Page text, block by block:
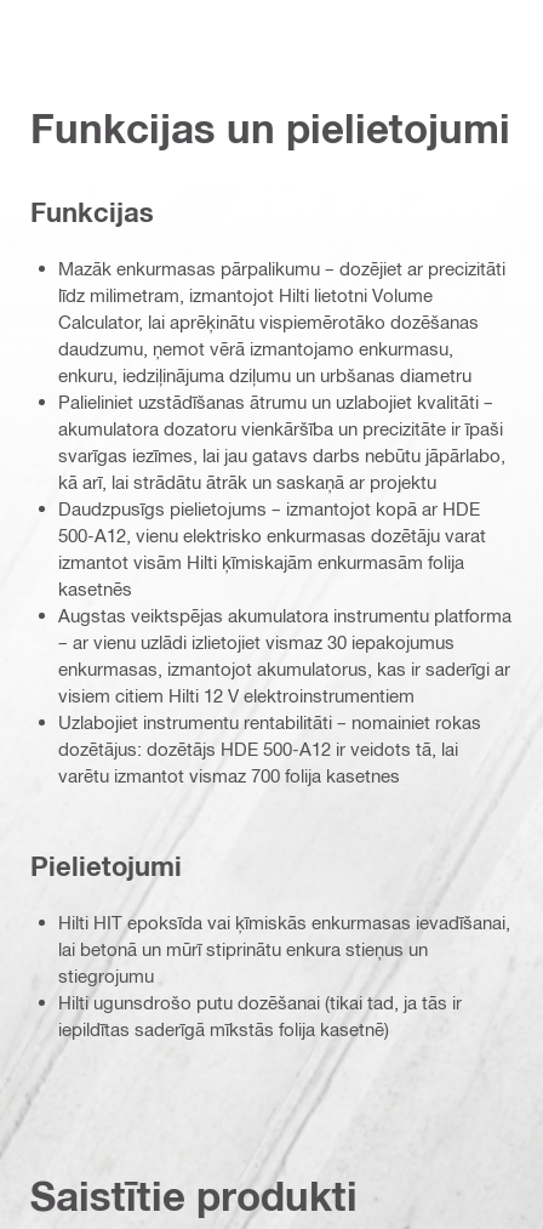
Funkcijas un pielietojumi
Funkcijas
Mazāk enkurmasas pārpalikumu – dozējiet ar precizitāti
līdz milimetram, izmantojot Hilti lietotni Volume
Calculator, lai aprēķinātu vispiemērotāko dozēšanas
daudzumu, ņemot vērā izmantojamo enkurmasu,
enkuru, iedziļinājuma dziļumu un urbšanas diametru
Palieliniet uzstādīšanas ātrumu un uzlabojiet kvalitāti –
akumulatora dozatoru vienkāršība un precizitāte ir īpaši
svarīgas iezīmes, lai jau gatavs darbs nebūtu jāpārlabo,
kā arī, lai strādātu ātrāk un saskaņā ar projektu
Daudzpusīgs pielietojums – izmantojot kopā ar HDE
500-A12, vienu elektrisko enkurmasas dozētāju varat
izmantot visām Hilti ķīmiskajām enkurmasām folija
kasetnēs
Augstas veiktspējas akumulatora instrumentu platforma
– ar vienu uzlādi izlietojiet vismaz 30 iepakojumus
enkurmasas, izmantojot akumulatorus, kas ir saderīgi ar
visiem citiem Hilti 12 V elektroinstrumentiem
Uzlabojiet instrumentu rentabilitāti – nomainiet rokas
dozētājus: dozētājs HDE 500-A12 ir veidots tā, lai
varētu izmantot vismaz 700 folija kasetnes
Pielietojumi
Hilti HIT epoksīda vai ķīmiskās enkurmasas ievadīšanai,
lai betonā un mūrī stiprinātu enkura stieņus un
stiegrojumu
Hilti ugunsdrošo putu dozēšanai (tikai tad, ja tās ir
iepildītas saderīgā mīkstās folija kasetnē)
Saistītie produkti